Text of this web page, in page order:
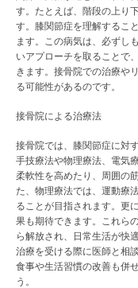
す。たとえば、階段の上り
す。膝関節症を理解するこ
ます。この病気は、必ずし
いアプローチを取ることで
きます。接骨院での治療や
る可能性があるのです。
接骨院による治療法
接骨院では、膝関節症に対
手技療法や物理療法、電気
柔軟性を高めたり、周囲の
た、物理療法では、運動療
ることが目指されます。更
果も期待できます。これら
ら解放され、日常生活が快
治療を受ける際に医師と相
食事や生活習慣の改善も併
う。